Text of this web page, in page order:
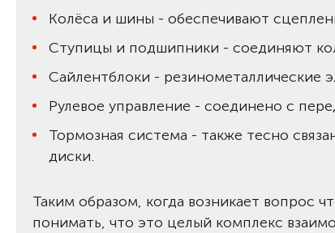
Колёса и шины - обеспечивают
Ступицы и подшипники - соединяют
Сайлентблоки - резинометаллические
Рулевое управление - соединено с
Тормозная система - также тесно
диски.
Таким образом, когда возникает вопрос
понимать, что это целый комплекс